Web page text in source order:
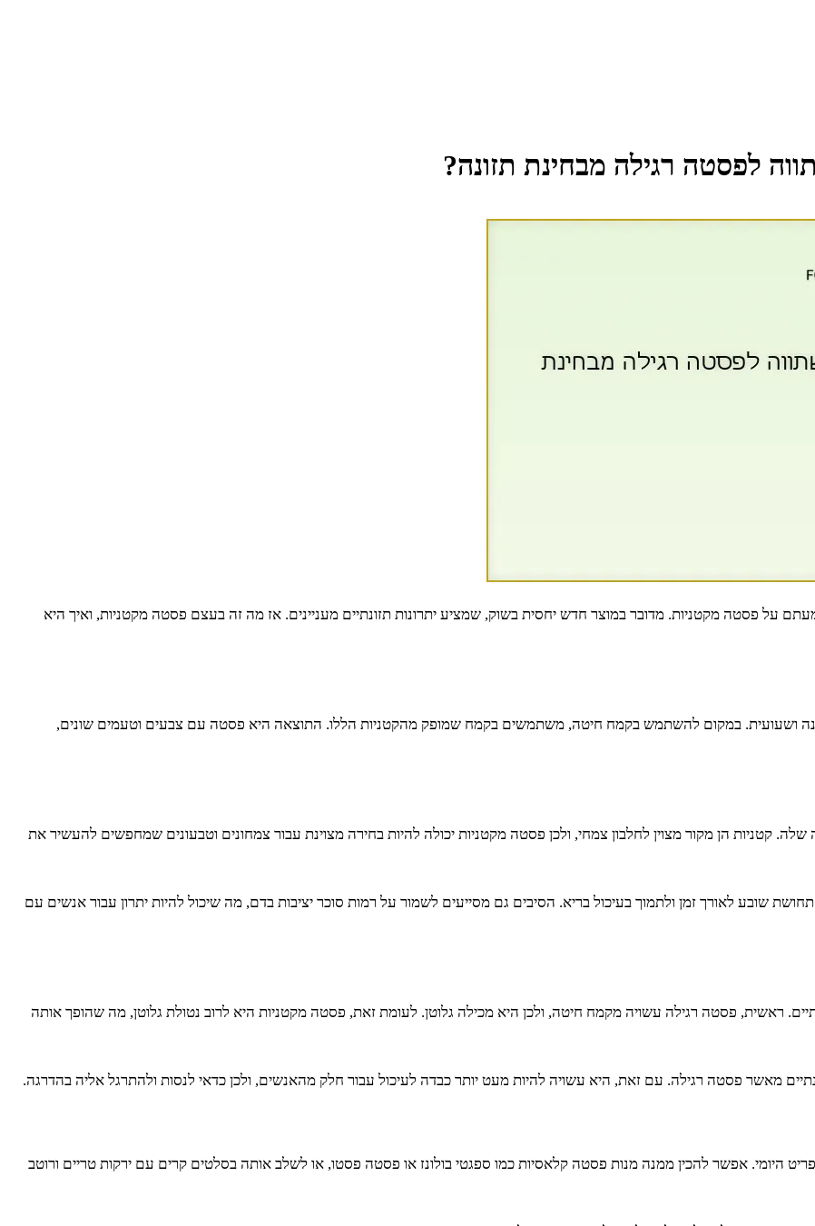
לפסטה רגילה מבחינת תזונה?
על פסטה מקטניות. מדובר במוצר חדש יחסית בשוק, שמציע יתרונות תזונתיים מעניינים. אז מה זה בעצם פסטה מקטניות, ואיך היא
ושעועית. במקום להשתמש בקמח חיטה, משתמשים בקמח שמופק מהקטניות הללו. התוצאה היא פסטה עם צבעים וטעמים שונים,
קטניות הן מקור מצוין לחלבון צמחי, ולכן פסטה מקטניות יכולה להיות בחירה מצוינת עבור צמחונים וטבעונים שמחפשים להעשיר את
שובע לאורך זמן ולתמוך בעיכול בריא. הסיבים גם מסייעים לשמור על רמות סוכר יציבות בדם, מה שיכול להיות יתרון עבור אנשים עם
ראשית, פסטה רגילה עשויה מקמח חיטה, ולכן היא מכילה גלוטן. לעומת זאת, פסטה מקטניות היא לרוב נטולת גלוטן, מה שהופך אותה
מאשר פסטה רגילה. עם זאת, היא עשויה להיות מעט יותר כבדה לעיכול עבור חלק מהאנשים, ולכן כדאי לנסות ולהתרגל אליה בהדרגה.
היומי. אפשר להכין ממנה מנות פסטה קלאסיות כמו ספגטי בולונז או פסטה פסטו, או לשלב אותה בסלטים קרים עם ירקות טריים ורוטב